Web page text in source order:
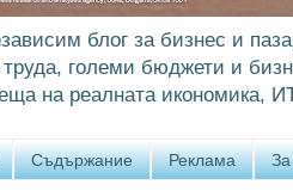
блог за бизнес и
труда, големи бюджети и
на реалната икономика,
Съдържание Реклама За